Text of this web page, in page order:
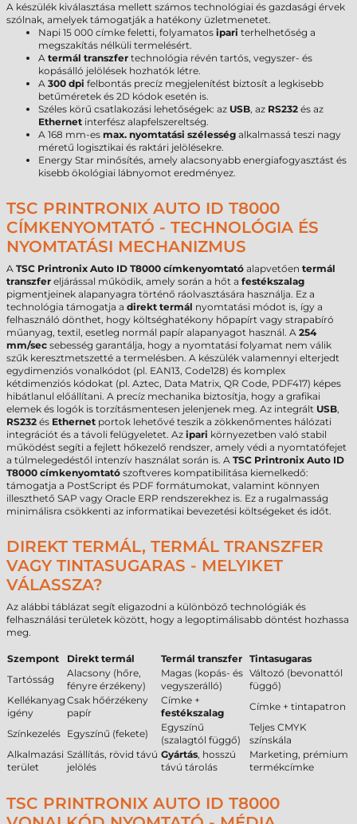
A készülék kiválasztása mellett számos technológiai és gazdasági érvek
szólnak, amelyek támogatják a hatékony üzletmenetet.
Napi 15 000 címke feletti, folyamatos ipari terhelhetőség a
megszakítás nélküli termelésért.
A termál transzfer technológia révén tartós, vegyszer- és
kopásálló jelölések hozhatók létre.
A 300 dpi felbontás precíz megjelenítést biztosít a legkisebb
betűméretek és 2D kódok esetén is.
Széles körű csatlakozási lehetőségek: az USB, az RS232 és az
Ethernet interfész alapfelszereltség.
A 168 mm-es max. nyomtatási szélesség alkalmassá teszi nagy
méretű logisztikai és raktári jelölésekre.
Energy Star minősítés, amely alacsonyabb energiafogyasztást és
kisebb ökológiai lábnyomot eredményez.
TSC PRINTRONIX AUTO ID T8000
CÍMKENYOMTATÓ - TECHNOLÓGIA ÉS
NYOMTATÁSI MECHANIZMUS
A TSC Printronix Auto ID T8000 címkenyomtató alapvetően termál
transzfer eljárással működik, amely során a hőt a festékszalag
pigmentjeinek alapanyagra történő ráolvasztására használja. Ez a
technológia támogatja a direkt termál nyomtatási módot is, így a
felhasználó dönthet, hogy költséghatékony hőpapírt vagy strapabíró
műanyag, textil, esetleg normál papír alapanyagot használ. A 254
mm/sec sebesség garantálja, hogy a nyomtatási folyamat nem válik
szűk keresztmetszetté a termelésben. A készülék valamennyi elterjedt
egydimenziós vonalkódot (pl. EAN13, Code128) és komplex
kétdimenziós kódokat (pl. Aztec, Data Matrix, QR Code, PDF417) képes
hibátlanul előállítani. A precíz mechanika biztosítja, hogy a grafikai
elemek és logók is torzításmentesen jelenjenek meg. Az integrált USB,
RS232 és Ethernet portok lehetővé teszik a zökkenőmentes hálózati
integrációt és a távoli felügyeletet. Az ipari környezetben való stabil
működést segíti a fejlett hőkezelő rendszer, amely védi a nyomtatófejet
a túlmelegedéstől intenzív használat során is. A TSC Printronix Auto ID
T8000 címkenyomtató szoftveres kompatibilitása kiemelkedő:
támogatja a PostScript és PDF formátumokat, valamint könnyen
illeszthető SAP vagy Oracle ERP rendszerekhez is. Ez a rugalmasság
minimálisra csökkenti az informatikai bevezetési költségeket és időt.
DIREKT TERMÁL, TERMÁL TRANSZFER
VAGY TINTASUGARAS - MELYIKET
VÁLASSZA?
Az alábbi táblázat segít eligazodni a különböző technológiák és
felhasználási területek között, hogy a legoptimálisabb döntést hozhassa
meg.
Szempont Direkt termál Termál transzfer Tintasugaras
Tartósság
Alacsony (hőre,
fényre érzékeny)
Magas (kopás- és
vegyszerálló)
Változó (bevonattól
függő)
Kellékanyag
igény
Csak hőérzékeny
papír
Címke +
festékszalag
Címke + tintapatron
Színkezelés Egyszínű (fekete)
Egyszínű
(szalagtól függő)
Teljes CMYK
színskála
Alkalmazási
terület
Szállítás, rövid távú
jelölés
Gyártás, hosszú
távú tárolás
Marketing, prémium
termékcímke
TSC PRINTRONIX AUTO ID T8000